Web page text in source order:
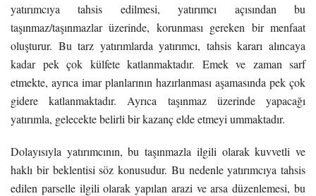
yatırımcıya tahsis edilmesi, yatırımcı açısından bu
taşınmaz/taşınmazlar üzerinde, korunması gereken bir menfaat
oluşturur. Bu tarz yatırımlarda yatırımcı, tahsis kararı alıncaya
kadar pek çok külfete katlanmaktadır. Emek ve zaman sarf
etmekte, ayrıca imar planlarının hazırlanması aşamasında pek çok
gidere katlanmaktadır. Ayrıca taşınmaz üzerinde yapacağı
yatırımla, gelecekte belirli bir kazanç elde etmeyi ummaktadır.
Dolayısıyla yatırımcının, bu taşınmazla ilgili olarak kuvvetli ve
haklı bir beklentisi söz konusudur. Bu nedenle yatırımcıya tahsis
edilen parselle ilgili olarak yapılan arazi ve arsa düzenlemesi, bu